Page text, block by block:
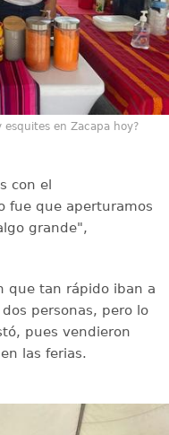
esquites en Zacapa hoy?
con el
fue que aperturamos
grande",
que tan rápido iban a
personas, pero lo
pues vendieron
las ferias.